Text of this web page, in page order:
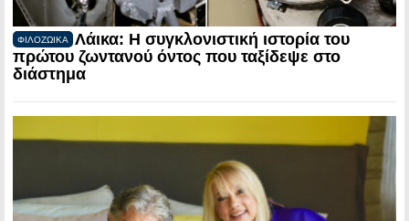
ΦΙΛΟΖΩΙΚΑ
Λάικα: Η συγκλονιστική ιστορία του
πρώτου ζωντανού όντος που ταξίδεψε στο
διάστημα